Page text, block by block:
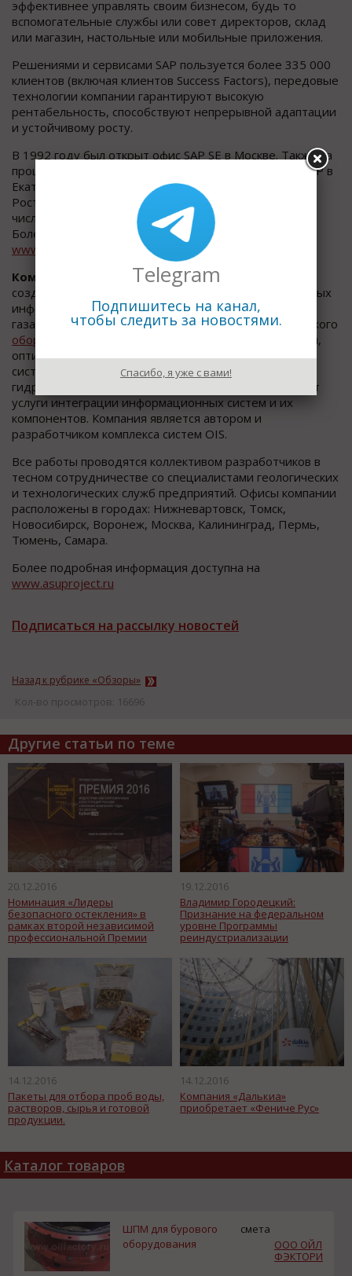
эффективнее управлять своим бизнесом, будь то
вспомогательные службы или совет директоров, склад
или магазин, настольные или мобильные приложения.
Решениями и сервисами SAP пользуется более 335 000
клиентов (включая клиентов Success Factors), передовые
технологии компании гарантируют высокую
рентабельность, способствуют непрерывной адаптации
и устойчивому росту.
В 1992 году был открыт офис SAP SE в Москве. Также за
прошедшие 20 лет открылись представительства SAP в
Екатеринбурге, Санкт-Петербурге, Новосибирске,
Ростове-на-Дону, Алматы, Минске и Киеве, а
численность сотрудников превысила 1050 человек.
Более подробная информация - на
www.sap.ru
Компания «АСУпроект» специализируется на
создании, внедрении и сопровождении корпоративных
информационных систем для учетадобычи нефти
газа, анализа работы фонда скважин и технологического
оборудования
, контроля разработки месторождений,
оптимизации работы промысловых трубопроводных
систем, выполнения гидравлических и
гидродинамических расчетов, а также предоставляет
услуги интеграции информационных систем и их
компонентов. Компания является автором и
разработчиком комплекса систем OIS.
Все работы проводятся коллективом разработчиков в
тесном сотрудничестве со специалистами геологических
и технологических служб предприятий. Офисы компании
расположены в городах: Нижневартовск, Томск,
Новосибирск, Воронеж, Москва, Калининград, Пермь,
Тюмень, Самара.
Более подробная информация доступна на
www.asuproject.ru
Подписаться на рассылку новостей
Назад к рубрике «Обзоры»
Кол-во просмотров: 16696
Другие статьи по теме
20.12.2016
Номинация «Лидеры
безопасного остекления» в
рамках второй независимой
профессиональной Премии
по версии tybet.ru
19.12.2016
Владимир Городецкий:
Признание на федеральном
уровне Программы
реиндустриализации
из значимых событий 2016 года
14.12.2016
Пакеты для отбора проб воды,
растворов, сырья и готовой
продукции.
14.12.2016
Компания «Далькиа»
приобретает «Фениче Рус»
Каталог товаров
ШПМ для бурового
оборудования
смета
ООО ОЙЛ
ФЭКТОРИ
Telegram
Подпишитесь на канал,
чтобы следить за новостями.
Спасибо, я уже с вами!